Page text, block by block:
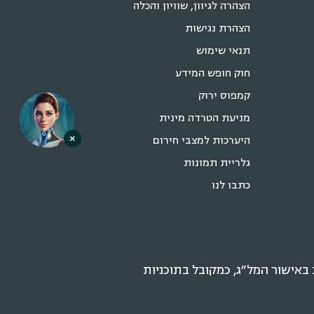
הצהרה לגיוון, שוויון והכלה
הצהרת נגישות
תנאי שימוש
חוק חופש המידע
קמפוס ירוק
מניעת הטרדה מינית
היערכות למצבי חירום
גלריית תמונות
כתבו לנו
המל״ג, כמקובל בתוכניות
×